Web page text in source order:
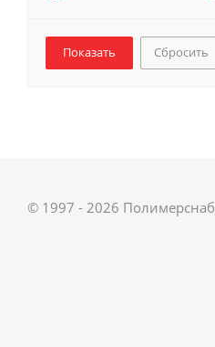
Сбросить
© 1997 - 2026 Полимерснаб